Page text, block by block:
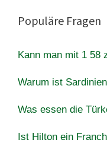
Populäre Fragen
Kann man mit 1 58
Warum ist
Was essen die
Ist Hilton ein